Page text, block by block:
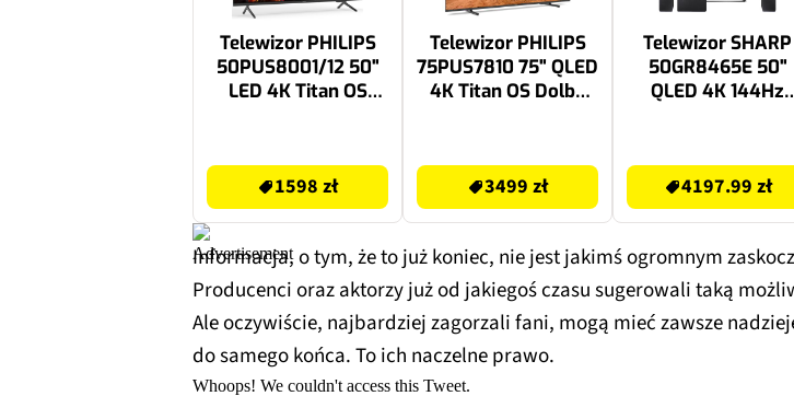
Telewizor PHILIPS
50PUS8001/12 50"
LED 4K Titan OS
2.1
1598 zł
Telewizor PHILIPS
75PUS7810 75" QLED
4K Titan OS Dolby
3499 zł
Telewizor SHARP
50GR8465E 50"
QLED 4K 144Hz
HDMI 2.1 +
Subwoofer SHARP
CP-AWS0101
głośnikowe
CP-AWS 2001
(2 szt.)
4197.99 zł
Informacja, o tym, że to już koniec, nie jest jakimś ogromnym
Producenci oraz aktorzy już od jakiegoś czasu sugerowali taką
Ale oczywiście, najbardziej zagorzali fani, mogą mieć zawsze
do samego końca. To ich naczelne prawo.
Whoops! We couldn't access this Tweet.